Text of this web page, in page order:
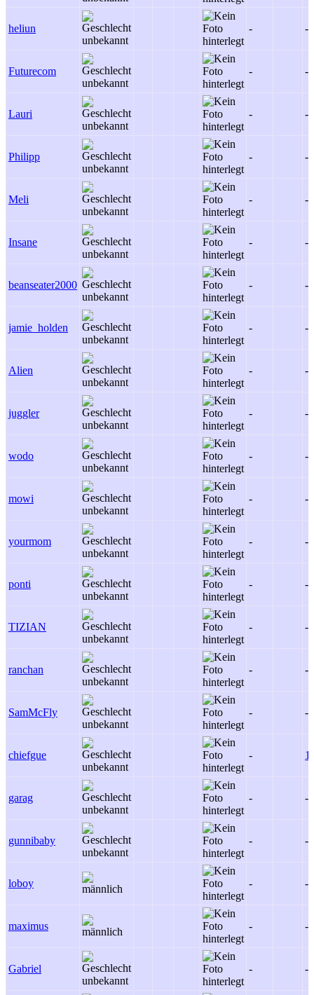
heliun - -
Futurecom - -
Lauri - -
Philipp - -
Meli - -
Insane - -
beanseater2000 - -
jamie_holden - -
Alien - -
juggler - -
wodo - -
mowi - -
yourmom - -
ponti - -
TIZIAN - -
ranchan - -
SamMcFly - -
chiefgue - 1
garag - -
gunnibaby - -
loboy - -
maximus - -
Gabriel - -